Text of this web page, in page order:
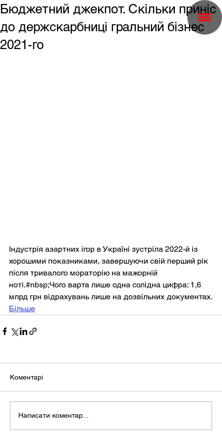
Бюджетний джекпот. Скільки приніс
до держскарбниці гральний бізнес
2021-го
Індустрія азартних ігор в Україні зустріла 2022-й із
хорошими показниками, завершуючи свій перший рік
після тривалого мораторію на мажорній
ноті.#nbsp;Чого варта лише одна солідна цифра: 1,6
млрд грн відрахувань лише на дозвільних документах.
Більше
Коментарі
Написати коментар...